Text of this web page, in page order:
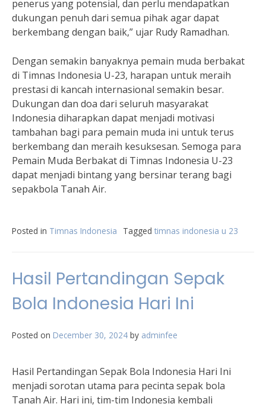
penerus yang potensial, dan perlu mendapatkan
dukungan penuh dari semua pihak agar dapat
berkembang dengan baik,” ujar Rudy Ramadhan.
Dengan semakin banyaknya pemain muda berbakat
di Timnas Indonesia U-23, harapan untuk meraih
prestasi di kancah internasional semakin besar.
Dukungan dan doa dari seluruh masyarakat
Indonesia diharapkan dapat menjadi motivasi
tambahan bagi para pemain muda ini untuk terus
berkembang dan meraih kesuksesan. Semoga para
Pemain Muda Berbakat di Timnas Indonesia U-23
dapat menjadi bintang yang bersinar terang bagi
sepakbola Tanah Air.
Posted in Timnas Indonesia Tagged timnas indonesia u 23
Hasil Pertandingan Sepak
Bola Indonesia Hari Ini
Posted on December 30, 2024 by adminfee
Hasil Pertandingan Sepak Bola Indonesia Hari Ini
menjadi sorotan utama para pecinta sepak bola
Tanah Air. Hari ini, tim-tim Indonesia kembali